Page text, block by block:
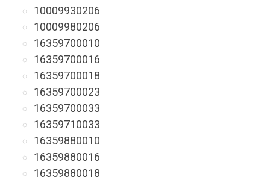
10009930206
10009980206
16359700010
16359700016
16359700018
16359700023
16359700033
16359710033
16359880010
16359880016
16359880018